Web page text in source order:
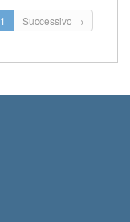
Termine
1 Successivo →